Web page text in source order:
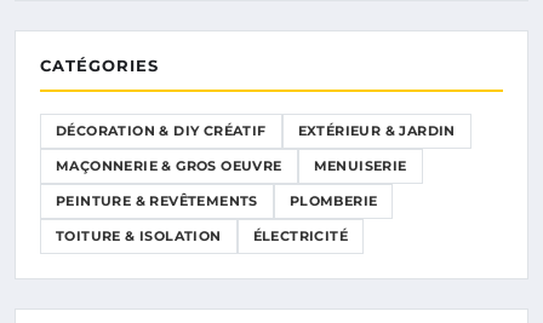
CATÉGORIES
DÉCORATION & DIY CRÉATIF EXTÉRIEUR & JARDIN
MAÇONNERIE & GROS OEUVRE MENUISERIE
PEINTURE & REVÊTEMENTS PLOMBERIE
TOITURE & ISOLATION ÉLECTRICITÉ